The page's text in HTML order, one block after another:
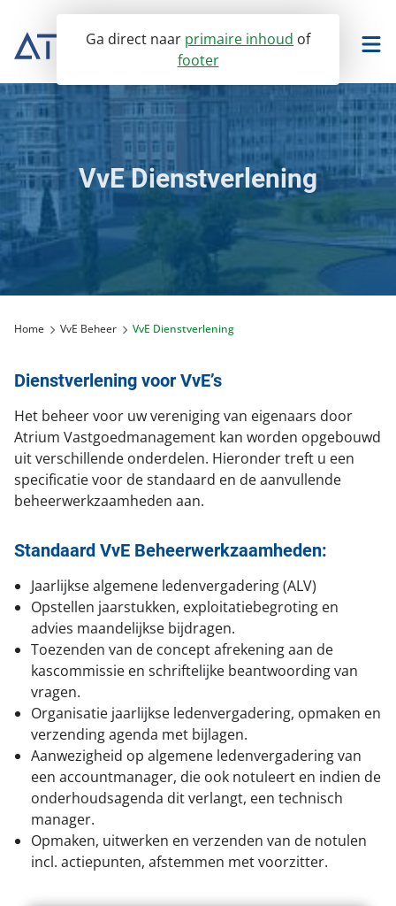
Ga direct naar primaire inhoud of
footer
Facilitee portaal
Ons VvE Beheer
Assurantiën dienstenwijzer
Vastgoedmanagement
Bedrijfsonroerendgoed
Winkelvastgoed
Huurbeheer
Servicedesk
Portaal toegang
Facilitee Reparatieverzoeken
Over ons
Nieuws
Kom bij ons werken!
Contact
Klachten & Suggesties
VvE Dienstverlening
Home VvE Beheer VvE Dienstverlening
Dienstverlening voor VvE’s
Het beheer voor uw vereniging van eigenaars door
Atrium Vastgoedmanagement kan worden opgebouwd
uit verschillende onderdelen. Hieronder treft u een
specificatie voor de standaard en de aanvullende
beheerwerkzaamheden aan.
Standaard VvE Beheerwerkzaamheden:
Jaarlijkse algemene ledenvergadering (ALV)
Opstellen jaarstukken, exploitatiebegroting en
advies maandelijkse bijdragen.
Toezenden van de concept afrekening aan de
kascommissie en schriftelijke beantwoording van
vragen.
Organisatie jaarlijkse ledenvergadering, opmaken en
verzending agenda met bijlagen.
Aanwezigheid op algemene ledenvergadering van
een accountmanager, die ook notuleert en indien de
onderhoudsagenda dit verlangt, een technisch
manager.
Opmaken, uitwerken en verzenden van de notulen
incl. actiepunten, afstemmen met voorzitter.